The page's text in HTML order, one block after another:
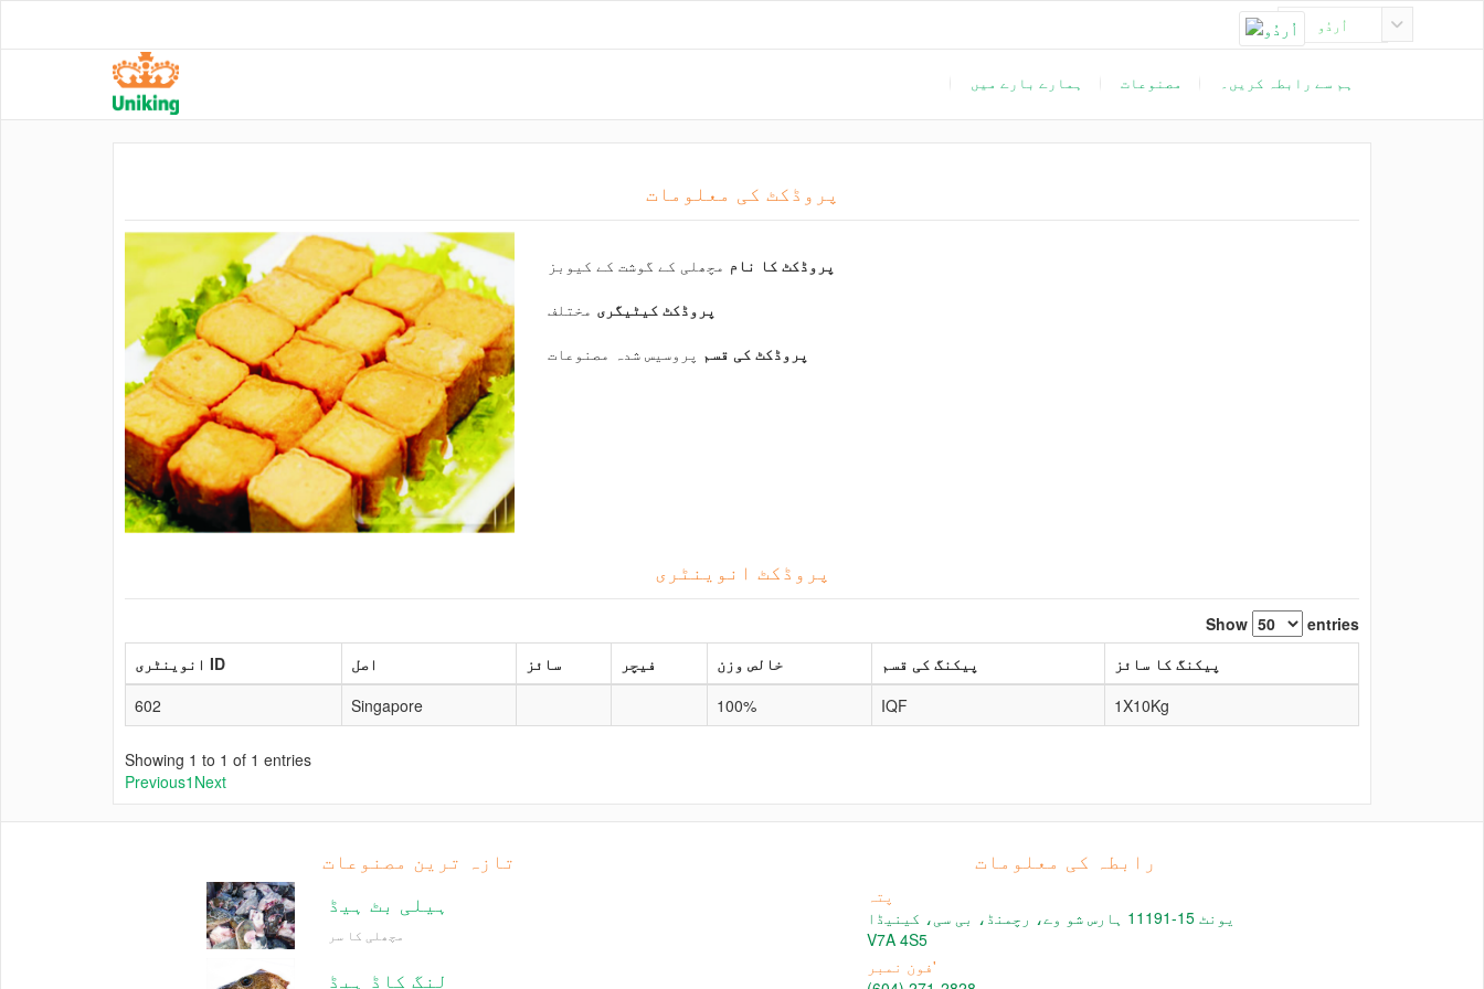
اُردُو
ہمارے بارے میں مصنوعات ہم سے رابطہ کریں۔
پروڈکٹ کی معلومات
پروڈکٹ کا نام مچھلی کے گوشت کے کیوبز
پروڈکٹ کیٹیگری مختلف
پروڈکٹ کی قسم پروسیس شدہ مصنوعات
پروڈکٹ انوینٹری
Show
entries
انوینٹری ID
اصل سائز فیچر خالص وزن پیکنگ کی قسم
پیکنگ کا سائز
602
Singapore 100% IQF 1X10Kg
Showing 1 to 1 of 1 entries
Previous1 Next
تازہ ترین مصنوعات
ہیلی بٹ ہیڈ
مچھلی کا سر
لنگ کاڈ ہیڈ
رابطہ کی معلومات
پتہ
یونٹ 15-11191 ہارس شو وے، رچمنڈ، بی سی، کینیڈا
V7A 4S5
فون نمبر'